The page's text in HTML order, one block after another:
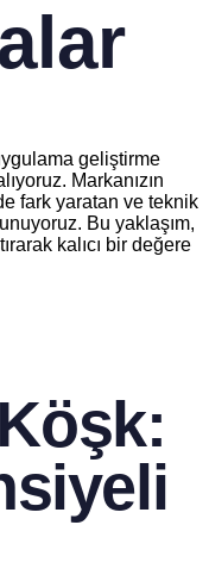
geliştirme
Markanızın
fark yaratan ve teknik
Bu yaklaşım,
kalıcı bir değere